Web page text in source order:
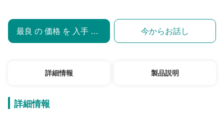
最良 の 価格 を 入手 する 今からお話し
詳細情報 製品説明
詳細情報